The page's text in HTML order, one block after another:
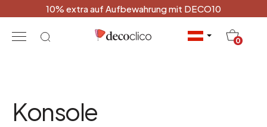
10% extra auf Aufbewahrung mit DECO10
0
Konsole